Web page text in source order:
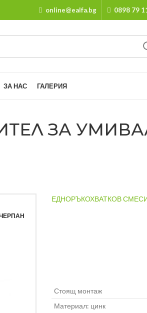
online@ealfa.bg 0898 79
ЗА НАС ГАЛЕРИЯ
ЗА
ЕДНОРЪКОХВАТКОВ
Стоящ монтаж
Материал: цинк